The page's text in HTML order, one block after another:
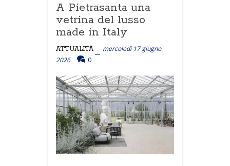
A Pietrasanta una
vetrina del lusso
made in Italy
ATTUALITÀ
mercoledì 17 giugno
2026
0